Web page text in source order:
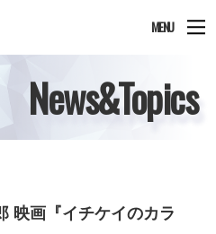
MENU
News&Topics
映画『イチケイのカラ